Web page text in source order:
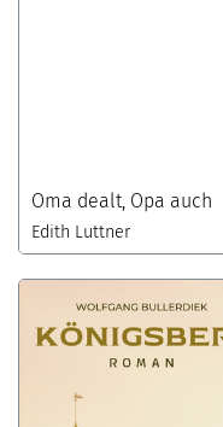
Oma dealt, Opa auch
Edith Luttner